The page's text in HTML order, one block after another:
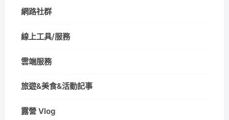
網路社群
線上工具/服務
雲端服務
旅遊&美食&活動記事
露營 Vlog